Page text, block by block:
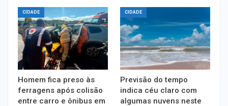
CIDADE
Homem fica preso às
ferragens após colisão
entre carro e ônibus em
CIDADE
Previsão do tempo
indica céu claro com
algumas nuvens neste